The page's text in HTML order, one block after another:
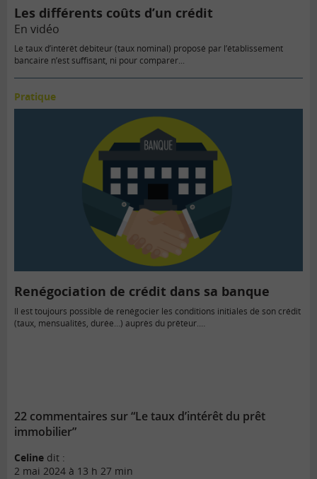
Les différents coûts d’un crédit
En vidéo
Le taux d’intérêt débiteur (taux nominal) proposé par l’établissement
bancaire n’est suffisant, ni pour comparer...
Pratique
Renégociation de crédit dans sa banque
Il est toujours possible de renégocier les conditions initiales de son crédit
(taux, mensualités, durée…) auprès du prêteur.…
22 commentaires sur “Le taux d’intérêt du prêt
immobilier”
Celine dit :
2 mai 2024 à 13 h 27 min